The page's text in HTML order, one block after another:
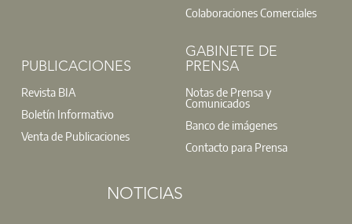
Colaboraciones Comerciales
PUBLICACIONES
Revista BIA
Boletín Informativo
Venta de Publicaciones
GABINETE DE
PRENSA
Notas de Prensa y
Comunicados
Banco de imágenes
Contacto para Prensa
NOTICIAS